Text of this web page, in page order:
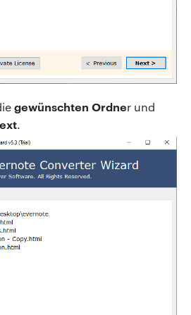
gewünschten Ordner und
.